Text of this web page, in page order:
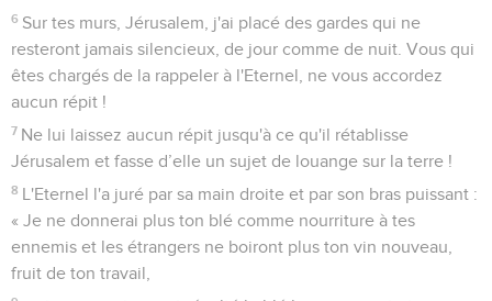
6 Sur tes murs, Jérusalem, j'ai placé des gardes qui ne
resteront jamais silencieux, de jour comme de nuit. Vous qui
êtes chargés de la rappeler à l'Eternel, ne vous accordez
aucun répit !
7 Ne lui laissez aucun répit jusqu'à ce qu'il rétablisse
Jérusalem et fasse d’elle un sujet de louange sur la terre !
8 L'Eternel l'a juré par sa main droite et par son bras puissant :
« Je ne donnerai plus ton blé comme nourriture à tes
ennemis et les étrangers ne boiront plus ton vin nouveau,
fruit de ton travail,